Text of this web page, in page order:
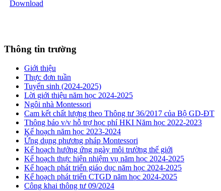
Thông tin trường
Giới thiệu
Thực đơn tuần
Tuyển sinh (2024-2025)
Lời giới thiệu năm học 2024-2025
Ngôi nhà Montessori
Cam kết chất lượng theo Thông tư 36/2017 của Bộ GD-ĐT
Thông báo v/v hỗ trợ học phí HKI Năm học 2022-2023
Kế hoạch năm học 2023-2024
Ứng dụng phương pháp Montessori
Kế hoạch hưởng ứng ngày môi trường thế giới
Kế hoạch thực hiện nhiệm vụ năm học 2024-2025
Kế hoạch phát triển giáo dục năm học 2024-2025
Kế hoạch phát triển CTGD năm học 2024-2025
Công khai thông tư 09/2024